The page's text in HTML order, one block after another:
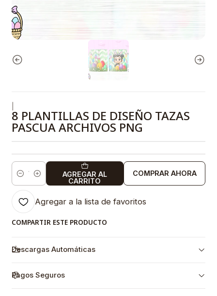
8 PLANTILLAS DE DISEÑO TAZAS
PASCUA ARCHIVOS PNG
Cantidad
AGREGAR AL
CARRITO
COMPRAR AHORA
Agregar a la lista de favoritos
COMPARTIR ESTE PRODUCTO
Descargas Automáticas
Pagos Seguros